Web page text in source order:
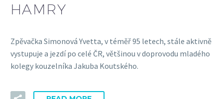
HAMRY
Zpěvačka Simonová Yvetta, v téměř 95 letech, stále aktivně
vystupuje a jezdí po celé ČR, většinou v doprovodu mladého
kolegy kouzelníka Jakuba Koutského.